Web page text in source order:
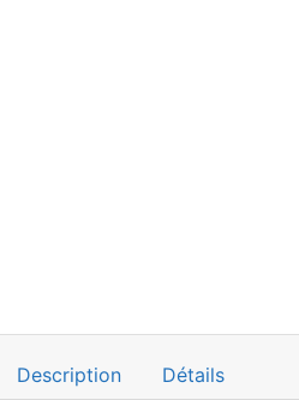
Description Détails